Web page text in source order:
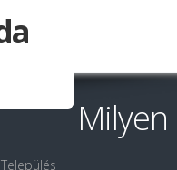
Milyen
Település